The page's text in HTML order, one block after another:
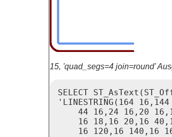
15, 'quad_segs=4 join=round'
SELECT
'LINESTRING(164
44 16,24 16,20
16 18,16 20,16
16 120,16 140,16